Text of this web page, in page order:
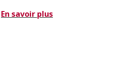
En savoir plus